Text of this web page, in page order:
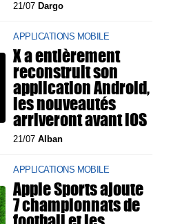
21/07 Dargo
APPLICATIONS MOBILE
X a entièrement
reconstruit son
application Android,
les nouveautés
arriveront avant iOS
21/07Alban
APPLICATIONS MOBILE
Apple Sports ajoute
7 championnats de